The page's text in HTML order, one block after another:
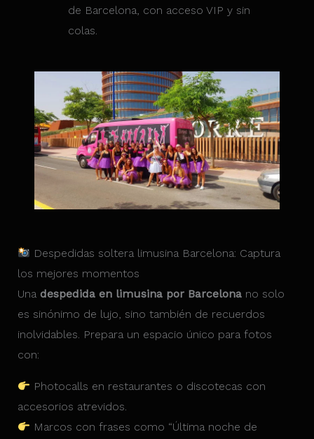
de Barcelona, con acceso VIP y sin
colas.
Despedidas soltera limusina Barcelona: Captura
los mejores momentos
Una despedida en limusina por Barcelonano solo
es sinónimo de lujo, sino también de recuerdos
inolvidables. Prepara un espacio único para fotos
con:
Photocalls en restaurantes o discotecas con
accesorios atrevidos.
Marcos con frases como “Última noche de